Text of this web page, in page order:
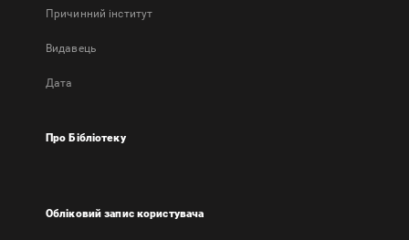
Причинний інститут
Видавець
Дата
Про Бібліотеку
Обліковий запис користувача